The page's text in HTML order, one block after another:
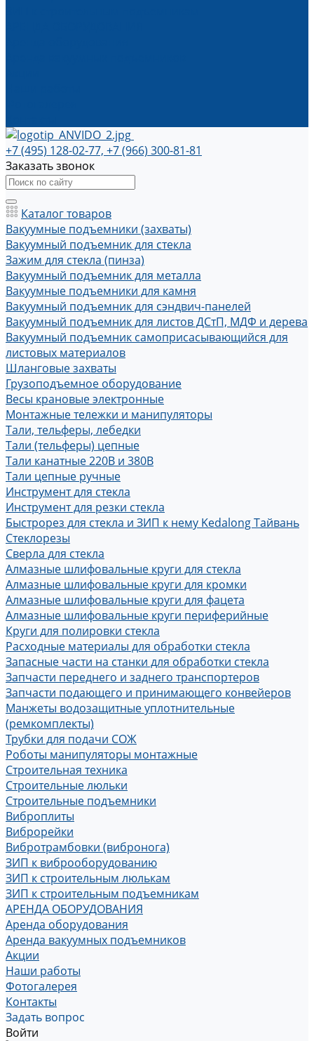
+7 (495) 128-02-77, +7 (966) 300-81-81
Заказать звонок
Каталог товаров
Вакуумные подъемники (захваты)
Вакуумный подъемник для стекла
Зажим для стекла (пинза)
Вакуумный подъемник для металла
Вакуумные подъемники для камня
Вакуумный подъемник для сэндвич-панелей
Вакуумный подъемник для листов ДСтП, МДФ и дерева
Вакуумный подъемник самоприсасывающийся для
листовых материалов
Шланговые захваты
Грузоподъемное оборудование
Весы крановые электронные
Монтажные тележки и манипуляторы
Тали, тельферы, лебедки
Тали (тельферы) цепные
Тали канатные 220В и 380В
Тали цепные ручные
Инструмент для стекла
Инструмент для резки стекла
Быстрорез для стекла и ЗИП к нему Kedalong Тайвань
Стеклорезы
Сверла для стекла
Алмазные шлифовальные круги для стекла
Алмазные шлифовальные круги для кромки
Алмазные шлифовальные круги для фацета
Алмазные шлифовальные круги периферийные
Круги для полировки стекла
Расходные материалы для обработки стекла
Запасные части на станки для обработки стекла
Запчасти переднего и заднего транспортеров
Запчасти подающего и принимающего конвейеров
Манжеты водозащитные уплотнительные
(ремкомплекты)
Трубки для подачи СОЖ
Роботы манипуляторы монтажные
Строительная техника
Строительные люльки
Строительные подъемники
Виброплиты
Виброрейки
Вибротрамбовки (вибронога)
ЗИП к виброоборудованию
ЗИП к строительным люлькам
ЗИП к строительным подъемникам
АРЕНДА ОБОРУДОВАНИЯ
Аренда оборудования
Аренда вакуумных подъемников
Акции
Наши работы
Фотогалерея
Контакты
Задать вопрос
Войти